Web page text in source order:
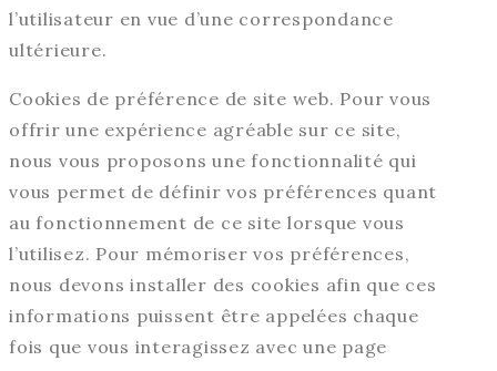
l’utilisateur en vue d’une correspondance
ultérieure.
Cookies de préférence de site web. Pour vous
offrir une expérience agréable sur ce site,
nous vous proposons une fonctionnalité qui
vous permet de définir vos préférences quant
au fonctionnement de ce site lorsque vous
l’utilisez. Pour mémoriser vos préférences,
nous devons installer des cookies afin que ces
informations puissent être appelées chaque
fois que vous interagissez avec une page